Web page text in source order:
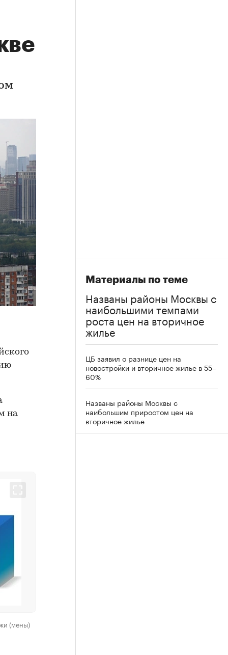
на
(мены)
Материалы по теме
Названы районы Москвы с
наибольшими темпами
роста цен на вторичное
жилье
ЦБ заявил о разнице цен на
новостройки и вторичное жилье в 55–
60%
Названы районы Москвы с
наибольшим приростом цен на
вторичное жилье